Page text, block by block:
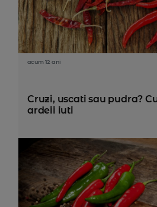
acum 12 ani
Cruzi, uscati sau pudra?
ardeii iuti